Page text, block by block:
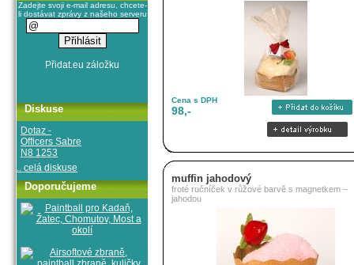
Cena s DPH
98,-
muffin jahodový
froté ručníček v růžové barvě s magnetkem –
jahodou
Zadejte svoji e-mail adresu, chcete-
li dostávat zprávy z našeho serveru
Diskuse
Dotaz -
Officers Sabre
N8 1253
.. celá diskuse
Doporučujeme